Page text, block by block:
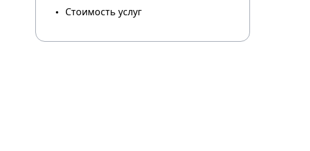
Стоимость услуг